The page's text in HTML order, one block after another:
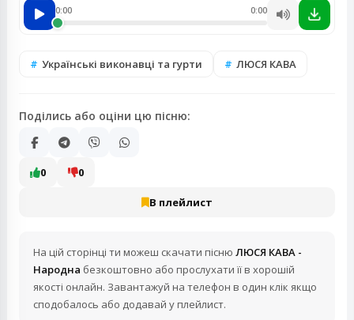
0:00 0:00
Українські виконавці та гурти ЛЮСЯ КАВА
Поділись або оціни цю пісню:
0 0
В плейлист
На цій сторінці ти можеш скачати пісню ЛЮСЯ КАВА -
Народна безкоштовно або прослухати її в хорошій
якості онлайн. Завантажуй на телефон в один клік якщо
сподобалось або додавай у плейлист.